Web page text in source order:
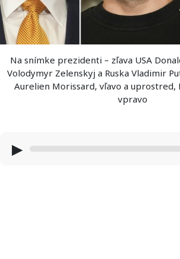
Na snímke prezidenti – zľava USA
Volodymyr Zelenskyj a Ruska Vladimir
Aurelien Morissard, vľavo a uprostred,
vpravo
▶